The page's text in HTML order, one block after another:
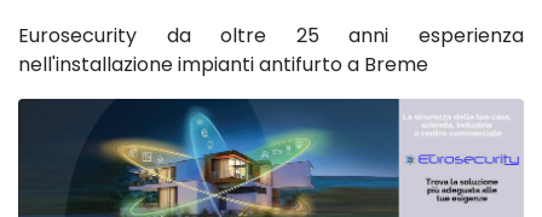
Eurosecurity da oltre 25 anni esperienza
nell'installazione impianti antifurto a Breme